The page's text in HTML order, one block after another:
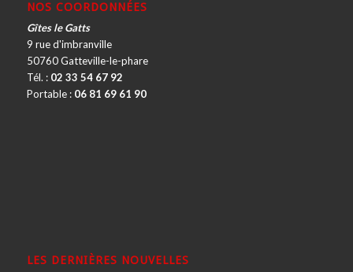
NOS COORDONNÉES
Gîtes le Gatts
9 rue d'imbranville
50760 Gatteville-le-phare
Tél. : 02 33 54 67 92
Portable : 06 81 69 61 90
LES DERNIÈRES NOUVELLES